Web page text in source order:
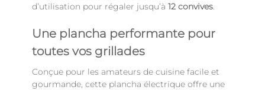
d’utilisation pour régaler jusqu’à 12 convives
Une plancha performante pour
toutes vos grillades
Conçue pour les amateurs de cuisine facile et
gourmande, cette plancha électrique offre une